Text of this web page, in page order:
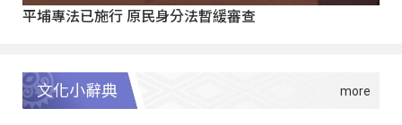
平埔專法已施行 原民身分法暫緩審查
文化小辭典